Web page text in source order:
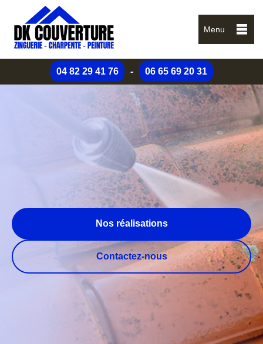
Menu
04 82 29 41 76 - 06 65 69 20 31
Nos réalisations
Contactez-nous